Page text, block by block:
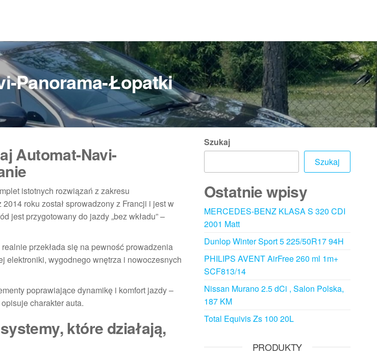
Panorama-Łopatki
Automat-Navi-
istotnych rozwiązań z zakresu
roku został sprowadzony z Francji i jest w
jest przygotowany do jazdy „bez wkładu” –
realnie przekłada się na pewność prowadzenia
elektroniki, wygodnego wnętrza i nowoczesnych
poprawiające dynamikę i komfort jazdy –
charakter auta.
które działają,
Szukaj
Szukaj
Ostatnie wpisy
MERCEDES-BENZ KLASA S 320 CDI
2001 Matt
Dunlop Winter Sport 5 225/50R17 94H
PHILIPS AVENT AirFree 260 ml 1m+
SCF813/14
Nissan Murano 2.5 dCi , Salon Polska,
187 KM
Total Equivis Zs 100 20L
PRODUKTY